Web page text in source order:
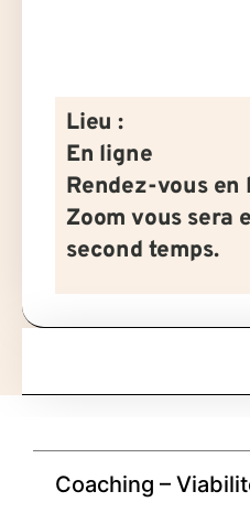
Lieu :
En ligne
Rendez-vous en
Zoom vous sera
second temps.
Coaching –